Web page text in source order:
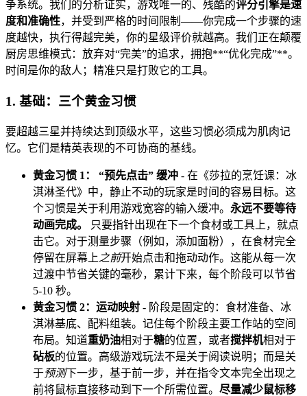
争系统。我们的分析证实，游戏唯一的、残酷的评分引擎是速
度和准确性，并受到严格的时间限制——你完成一个步骤的速
度越快，执行得越完美，你的星级评价就越高。我们正在颠覆
厨房思维模式：放弃对“完美”的追求，拥抱**“优化完成”**。
时间是你的敌人；精准只是打败它的工具。
1. 基础：三个黄金习惯
要超越三星并持续达到顶级水平，这些习惯必须成为肌肉记
忆。它们是精英表现的不可协商的基线。
黄金习惯 1： “预先点击” 缓冲 - 在《莎拉的烹饪课：冰
淇淋圣代》中，静止不动的玩家是时间的容易目标。这
个习惯是关于利用游戏宽容的输入缓冲。 永远不要等待
动画完成。
只要指针出现在下一个食材或工具上，就点
击它。对于测量步骤（例如，添加面粉），在食材完全
停留在屏幕上 之前开始点击和拖动动作。这能从每一次
过渡中节省关键的毫秒，累计下来，每个阶段可以节省
5-10 秒。
黄金习惯 2：运动映射 - 阶段是固定的：食材准备、冰
淇淋基底、配料组装。记住每个阶段主要工作站的空间
布局。知道重奶油相对于糖的位置，或者搅拌机相对于
砧板的位置。高级游戏玩法不是关于阅读说明；而是关
于预测下一步，基于前一步，并在指令文本完全出现之
前将鼠标直接移动到下一个所需位置。 尽量减少鼠标移